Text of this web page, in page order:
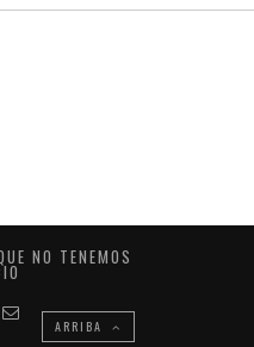
NO TENEMOS
ARRIBA